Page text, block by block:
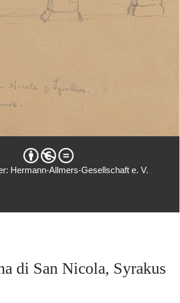
Hermann-Allmers-Gesellschaft e. V.
di San Nicola, Syrakus